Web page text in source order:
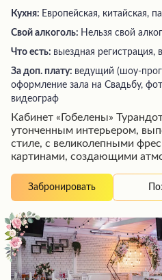
Кухня: Европейская, китайская,
Свой алкоголь: Нельзя свой
Что есть: выездная регистрация,
За доп. плату: ведущий (шоу-
оформление зала на Свадьбу,
видеограф
Кабинет «Гобелены»
утонченным интерьером,
стиле, с великолепными
картинами, создающими
предоставляя безупречное
уровне. Изысканные блюда
этого места доступным
«Гобелены» станет
незабываемого
близких людей и создаст
которые будут согревать
Забронировать